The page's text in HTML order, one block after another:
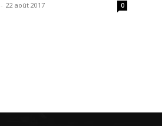
- 22 août 2017 0